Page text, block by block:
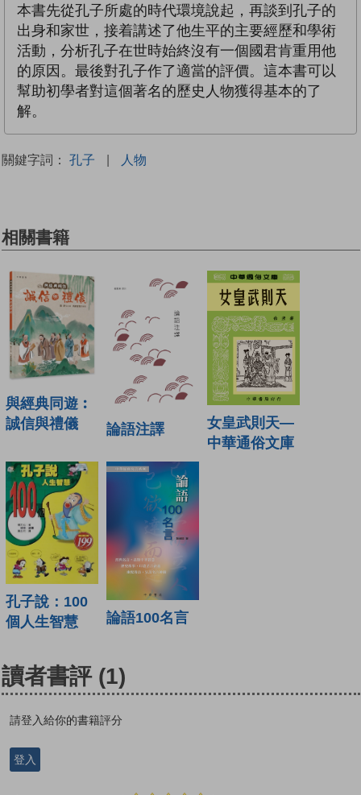
本書先從孔子所處的時代環境說起，再談到孔子的
出身和家世，接着講述了他生平的主要經歷和學術
活動，分析孔子在世時始終沒有一個國君肯重用他
的原因。最後對孔子作了適當的評價。這本書可以
幫助初學者對這個著名的歷史人物獲得基本的了
解。
關鍵字詞： 孔子 | 人物
相關書籍
與經典同遊︰
誠信與禮儀
論語注譯
女皇武則天—
中華通俗文庫
孔子說：100
個人生智慧
論語100名言
讀者書評 (1)
請登入給你的書籍評分
登入